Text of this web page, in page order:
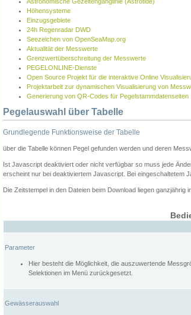
Höhensysteme
Einzugsgebiete
24h Regenradar DWD
Seezeichen von OpenSeaMap.org
Aktualität der Messwerte
Grenzwertüberschreitung der Messwerte
PEGELONLINE-Dienste
Open Source Projekt für die interaktive Online
Projektarbeit zur dynamischen Visualisierung von
Generierung von QR-Codes für Pegelstammdatenseiten
Pegelauswahl über Tabelle
Grundlegende Funktionsweise der Tabelle
über die Tabelle können Pegel gefunden werden und deren
Ist Javascript deaktiviert oder nicht verfügbar so muss jede
erscheint nur bei deaktiviertem Javascript. Bei eingeschaltetem
Die Zeitstempel in den Dateien beim Download liegen ganzjährig
Parameter
Hier besteht die Möglichkeit, die auszuwertende
Selektionen im Menü zurückgesetzt.
Gewässerauswahl